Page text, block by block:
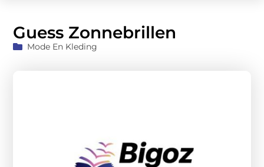
Guess Zonnebrillen
Mode En Kleding